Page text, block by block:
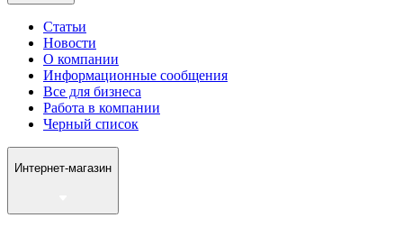
Статьи
Новости
О компании
Информационные сообщения
Все для бизнеса
Работа в компании
Черный список
Интернет-магазин